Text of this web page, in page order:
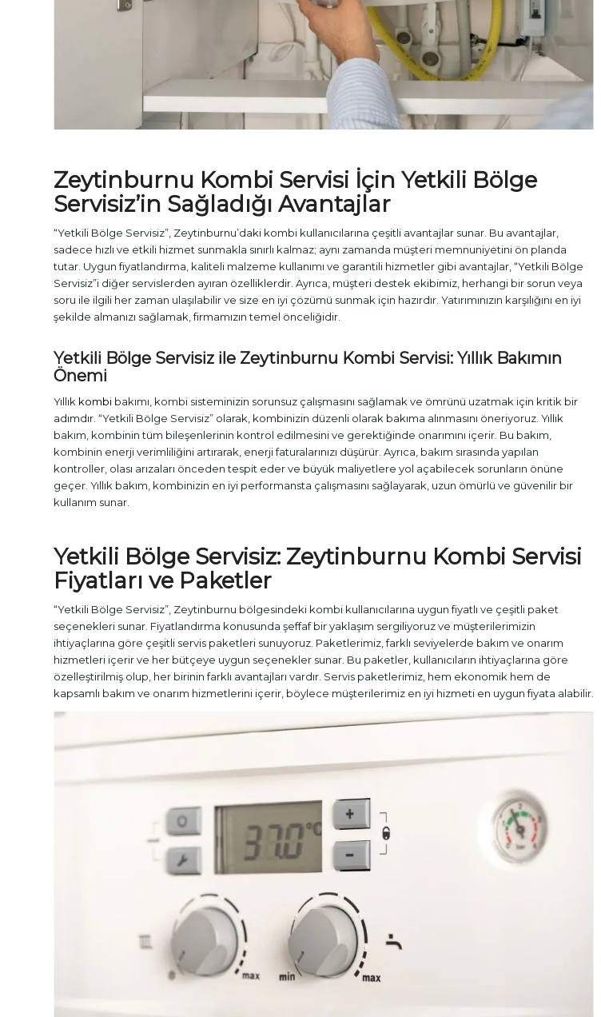
Zeytinburnu Kombi Servisi İçin Yetkili Bölge
Servisiz’in Sağladığı Avantajlar
“Yetkili Bölge Servisiz”, Zeytinburnu’daki kombi kullanıcılarına çeşitli avantajlar sunar. Bu avantajlar,
sadece hızlı ve etkili hizmet sunmakla sınırlı kalmaz; aynı zamanda müşteri memnuniyetini ön planda
tutar. Uygun fiyatlandırma, kaliteli malzeme kullanımı ve garantili hizmetler gibi avantajlar, “Yetkili Bölge
Servisiz”i diğer servislerden ayıran özelliklerdir. Ayrıca, müşteri destek ekibimiz, herhangi bir sorun veya
soru ile ilgili her zaman ulaşılabilir ve size en iyi çözümü sunmak için hazırdır. Yatırımınızın karşılığını en iyi
şekilde almanızı sağlamak, firmamızın temel önceliğidir.
Yetkili Bölge Servisiz ile Zeytinburnu Kombi Servisi: Yıllık Bakımın
Önemi
Yıllık kombi bakımı, kombi sisteminizin sorunsuz çalışmasını sağlamak ve ömrünü uzatmak için kritik bir
adımdır. “Yetkili Bölge Servisiz” olarak, kombinizin düzenli olarak bakıma alınmasını öneriyoruz. Yıllık
bakım, kombinin tüm bileşenlerinin kontrol edilmesini ve gerektiğinde onarımını içerir. Bu bakım,
kombinin enerji verimliliğini artırarak, enerji faturalarınızı düşürür. Ayrıca, bakım sırasında yapılan
kontroller, olası arızaları önceden tespit eder ve büyük maliyetlere yol açabilecek sorunların önüne
geçer. Yıllık bakım, kombinizin en iyi performansta çalışmasını sağlayarak, uzun ömürlü ve güvenilir bir
kullanım sunar.
Yetkili Bölge Servisiz: Zeytinburnu Kombi Servisi
Fiyatları ve Paketler
“Yetkili Bölge Servisiz”, Zeytinburnu bölgesindeki kombi kullanıcılarına uygun fiyatlı ve çeşitli paket
seçenekleri sunar. Fiyatlandırma konusunda şeffaf bir yaklaşım sergiliyoruz ve müşterilerimizin
ihtiyaçlarına göre çeşitli servis paketleri sunuyoruz. Paketlerimiz, farklı seviyelerde bakım ve onarım
hizmetleri içerir ve her bütçeye uygun seçenekler sunar. Bu paketler, kullanıcıların ihtiyaçlarına göre
özelleştirilmiş olup, her birinin farklı avantajları vardır. Servis paketlerimiz, hem ekonomik hem de
kapsamlı bakım ve onarım hizmetlerini içerir, böylece müşterilerimiz en iyi hizmeti en uygun fiyata alabilir.